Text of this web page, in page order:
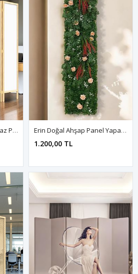
Doğal Ahşap Çift Yüz Beyaz Paravan Seperatör Oda Bölme Erin Doğal Ahşap Panel Yapay Çiçek Bitki Duvar Kaplama Dikey Bahçe
1.200,00 TL